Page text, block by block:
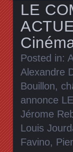
LE
Posted in:
Alexandre
Bouillon,
annonce
Jérome
Louis
Favino,